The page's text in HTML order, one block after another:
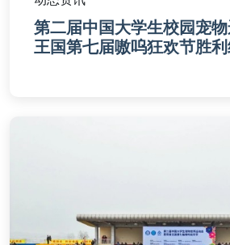
第二届中国大学生校园宠
王国第七届嗷呜狂欢节胜